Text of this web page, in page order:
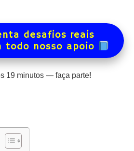
desafios reais
todo nosso apoio
19minutos — faça parte!